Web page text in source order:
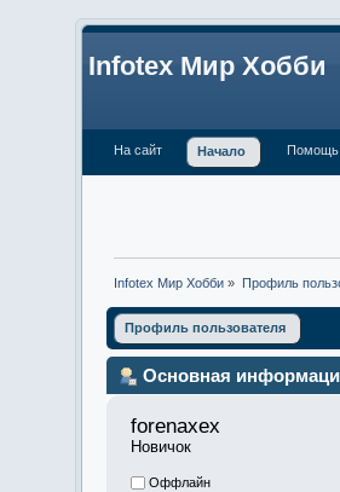
Infotex Мир Хобби
На сайт Начало Помощь
Infotex Мир Хобби » Профиль
Профиль пользователя
Основная
forenaxex
Новичок
Оффлайн